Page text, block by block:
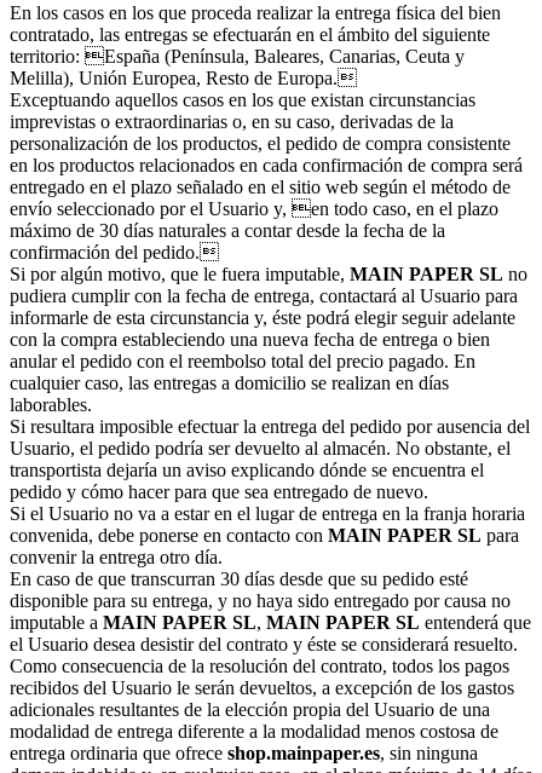
En los casos en los que proceda realizar la entrega física del bien
contratado, las entregas se efectuarán en el ámbito del siguiente
territorio: España (Península, Baleares, Canarias, Ceuta y
Melilla), Unión Europea, Resto de Europa.
Exceptuando aquellos casos en los que existan circunstancias
imprevistas o extraordinarias o, en su caso, derivadas de la
personalización de los productos, el pedido de compra consistente
en los productos relacionados en cada confirmación de compra será
entregado en el plazo señalado en el sitio web según el método de
envío seleccionado por el Usuario y, en todo caso, en el plazo
máximo de 30 días naturales a contar desde la fecha de la
confirmación del pedido.
Si por algún motivo, que le fuera imputable, MAIN PAPER SL no
pudiera cumplir con la fecha de entrega, contactará al Usuario para
informarle de esta circunstancia y, éste podrá elegir seguir adelante
con la compra estableciendo una nueva fecha de entrega o bien
anular el pedido con el reembolso total del precio pagado. En
cualquier caso, las entregas a domicilio se realizan en días
laborables.
Si resultara imposible efectuar la entrega del pedido por ausencia del
Usuario, el pedido podría ser devuelto al almacén. No obstante, el
transportista dejaría un aviso explicando dónde se encuentra el
pedido y cómo hacer para que sea entregado de nuevo.
Si el Usuario no va a estar en el lugar de entrega en la franja horaria
convenida, debe ponerse en contacto con MAIN PAPER SL para
convenir la entrega otro día.
En caso de que transcurran 30 días desde que su pedido esté
disponible para su entrega, y no haya sido entregado por causa no
imputable a MAIN PAPER SL, MAIN PAPER SL entenderá que
el Usuario desea desistir del contrato y éste se considerará resuelto.
Como consecuencia de la resolución del contrato, todos los pagos
recibidos del Usuario le serán devueltos, a excepción de los gastos
adicionales resultantes de la elección propia del Usuario de una
modalidad de entrega diferente a la modalidad menos costosa de
entrega ordinaria que ofrece shop.mainpaper.es, sin ninguna